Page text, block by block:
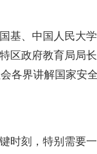
基、中国人民大学
区政府教育局局长
各界讲解国家安全
时刻，特别需要一